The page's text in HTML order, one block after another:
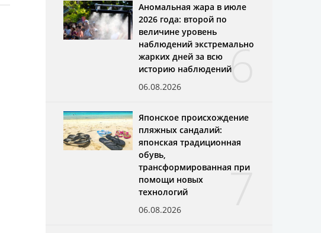
6
Аномальная жара в июле
2026 года: второй по
величине уровень
наблюдений экстремально
жарких дней за всю
историю наблюдений
06.08.2026
7
Японское происхождение
пляжных сандалий:
японская традиционная
обувь,
трансформированная при
помощи новых
технологий
06.08.2026